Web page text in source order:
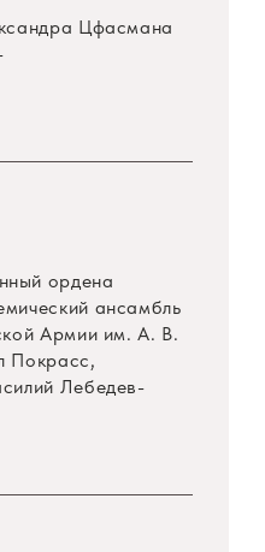
Цфасмана
ордена
ансамбль
Армии им. А. В.
Покрасс,
Лебедев-